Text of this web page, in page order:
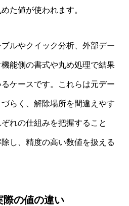
た値が使われます。
ルやクイック分析、外部デー
能側の書式や丸め処理で結果
ケースです。これらは元デー
らく、解除場所を間違えやす
れの仕組みを把握すること
し、精度の高い数値を扱える
際の値の違い